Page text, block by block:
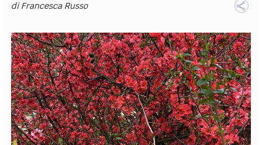
diFrancesca Russo